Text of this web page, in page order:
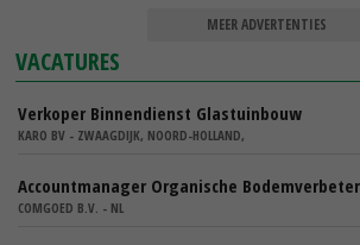
MEER ADVERTENTIES
VACATURES
Verkoper Binnendienst Glastuinbouw
KARO BV - ZWAAGDIJK, NOORD-HOLLAND,
Accountmanager Organische
COMGOED B.V. - NL